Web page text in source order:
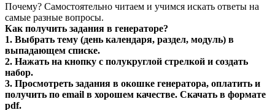
Почему? Самостоятельно читаем и учимся искать ответы на
самые разные вопросы.
Как получить задания в генераторе?
1. Выбрать тему (день календаря, раздел, модуль) в
выпадающем списке.
2. Нажать на кнопку с полукруглой стрелкой и создать
набор.
3. Просмотреть задания в окошке генератора, оплатить и
получить по email в хорошем качестве. Скачать в формате
pdf.